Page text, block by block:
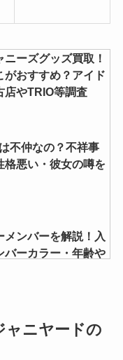
ーズグッズ買取！
がおすすめ？アイド
店やTRIO等調査
不仲なの？不祥事
格悪い・彼女の噂を
メンバーを解説！入
バーカラー・年齢や
ンカラ一覧！変更が
バーカラーの決め方
ャニヤードの